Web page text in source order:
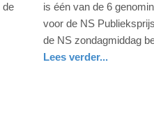
de
is één van de 6
voor de NS
de NS zondagmiddag
Lees verder...